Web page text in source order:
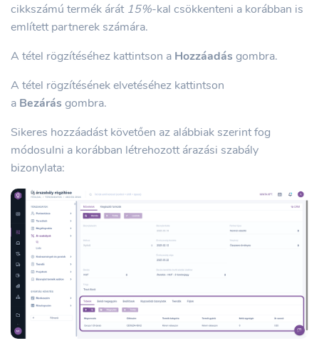
cikkszámú termék árát 15%-kal csökkenteni a korábban is
említett partnerek számára.
A tétel rögzítéséhez kattintson a Hozzáadás gombra.
A tétel rögzítésének elvetéséhez kattintson
a Bezárás gombra.
Sikeres hozzáadást követően az alábbiak szerint fog
módosulni a korábban létrehozott árazási szabály
bizonylata: